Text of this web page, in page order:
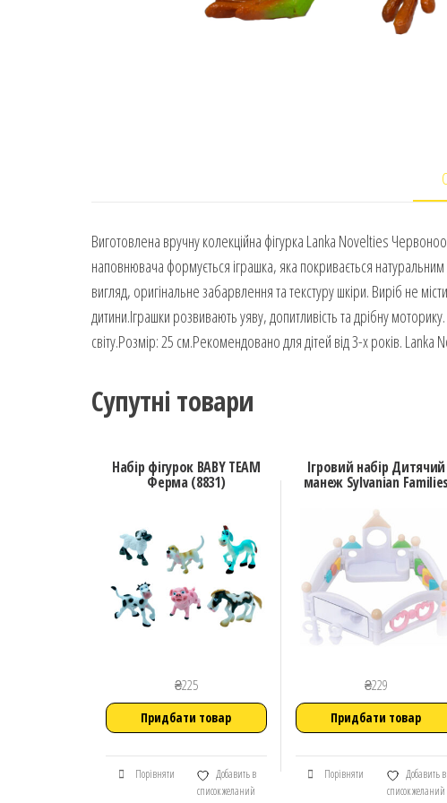
Виготовлена вручну колекційна фігурка Lanka Novelties
наповнювача формується іграшка, яка покривається
вигляд, оригінальне забарвлення та текстуру шкіри. Виріб не
дитини.Іграшки розвивають уяву, допитливість та дрібну
світу.Розмір: 25 см.Рекомендовано для дітей від 3-х років. Lanka
Супутні товари
Набір фігурок BABY TEAM
Ферма (8831)
₴225
Придбати товар
Порівняти
Добавить в
список желаний
Ігровий набір Дитячий
манеж Sylvanian Families
₴229
Придбати товар
Порівняти
Добавить в
список желаний